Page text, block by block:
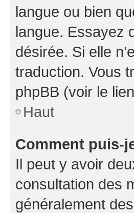
langue ou bien
langue. Essayez
désirée. Si elle
traduction. Vous
phpBB (voir le
Haut
Comment puis-
Il peut y avoir
consultation des
généralement